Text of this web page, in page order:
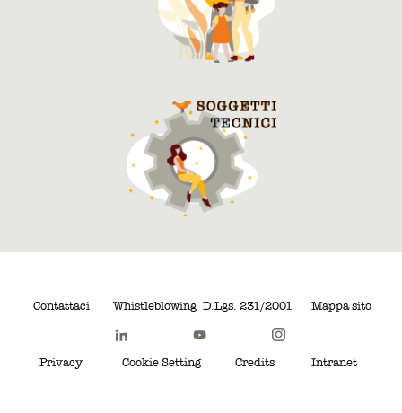
Contattaci Whistleblowing D.Lgs. 231/2001 Mappa sito
Privacy Cookie Setting Credits Intranet